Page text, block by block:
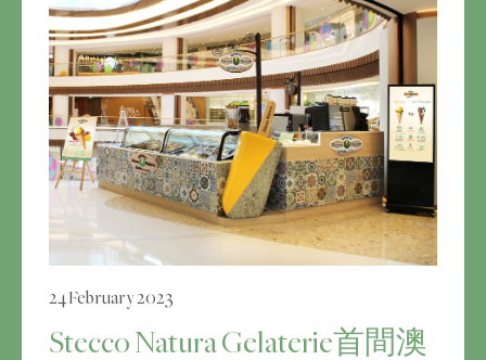
24 February 2023
Stecco Natura Gelaterie首間澳